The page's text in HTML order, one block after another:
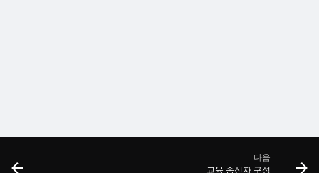
다음
교육 송신자 구성